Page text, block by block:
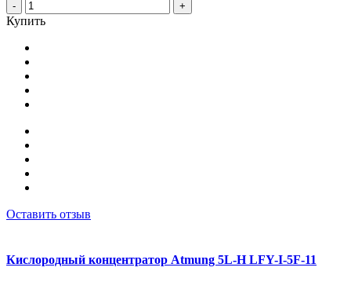
- +
Купить
Оставить отзыв
Кислородный концентратор Atmung 5L-H LFY-I-5F-11